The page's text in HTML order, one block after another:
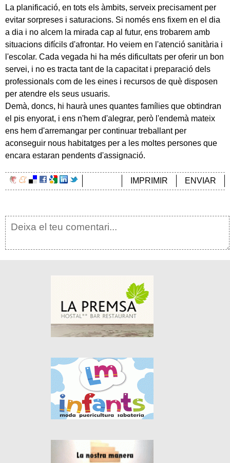
La planificació, en tots els àmbits, serveix precisament per
evitar sorpreses i saturacions. Si només ens fixem en el dia
a dia i no alcem la mirada cap al futur, ens trobarem amb
situacions difícils d'afrontar. Ho veiem en l'atenció sanitària i
l'escolar. Cada vegada hi ha més dificultats per oferir un bon
servei, i no es tracta tant de la capacitat i preparació dels
professionals com de les eines i recursos de què disposen
per atendre els seus usuaris.
Demà, doncs, hi haurà unes quantes famílies que obtindran
el pis enyorat, i ens n'hem d'alegrar, però l'endemà mateix
ens hem d'arremangar per continuar treballant per
aconseguir nous habitatges per a les moltes persones que
encara estaran pendents d'assignació.
ENVIAR
IMPRIMIR